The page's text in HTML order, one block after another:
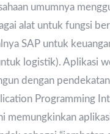
umumnya
alat untuk fungsi
SAP untuk
logistik). Aplikasi
dengan
Programming
memungkinkan